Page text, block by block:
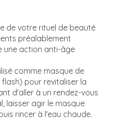
de votre rituel de beauté
préalablement
une action anti-âge
comme masque de
pour revitaliser la
d'aller à un rendez-vous
laisser agir le masque
rincer à l'eau chaude.